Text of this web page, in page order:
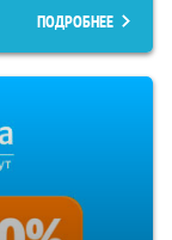
ПОДРОБНЕЕ